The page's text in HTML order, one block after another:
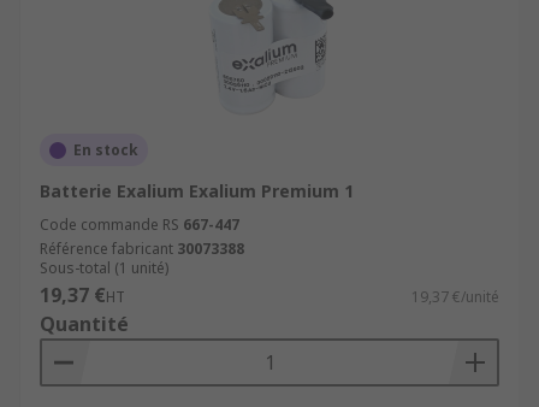
En stock
Batterie Exalium Exalium Premium 1
Code commande RS 667-447
Référence fabricant 30073388
Sous-total (1 unité)
19,37 €HT 19,37 €/unité
Quantité